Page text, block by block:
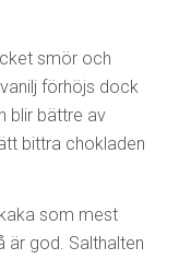
smör och
förhöjs dock
blir bättre av
bittra chokladen
som mest
är god. Salthalten